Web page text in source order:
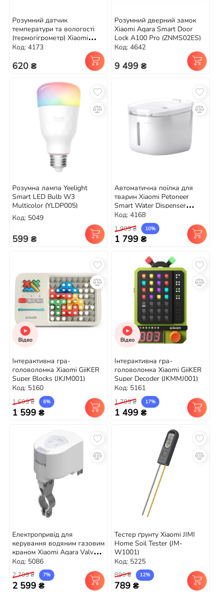
Розумний датчик
температури та вологості
(термогігрометр) Xiaomi
Miaomiao E-ink (MHO-C401)
Код: 4173
620 ₴
Розумний дверний замок
Xiaomi Aqara Smart Door
Lock A100 Pro (ZNMS02ES)
Код: 4642
9 499 ₴
Розумна лампа Yeelight
Smart LED Bulb W3
Multicolor (YLDP005)
Код: 5049
599 ₴
Автоматична поїлка для
тварин Xiaomi Petoneer
Smart Water Dispenser
(WF004)
Код: 4168
1 999 ₴ 10%
1 799 ₴
Відео
Інтерактивна гра-
головоломка Xiaomi GiiKER
Super Blocks (JKJM001)
Код: 5160
1 699 ₴ 6%
1 599 ₴
Відео
Інтерактивна гра-
головоломка Xiaomi GiiKER
Super Decoder (JKMMJ001)
Код: 5161
1 799 ₴ 17%
1 499 ₴
Електропривід для
керування водяним газовим
краном Xiaomi Aqara Valve
Controller T1
(ZNFMJXS11LM)
Код: 5086
2 799 ₴ 7%
2 599 ₴
Тестер ґрунту Xiaomi JIMI
Home Soil Tester (JM-
W1001)
Код: 5225
899 ₴ 12%
789 ₴